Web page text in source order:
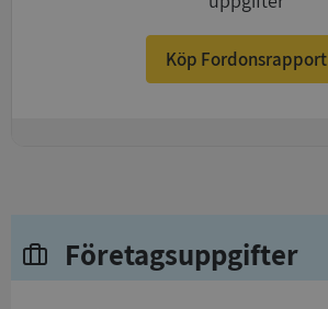
Köp Fordonsrapport
Företagsuppgifter